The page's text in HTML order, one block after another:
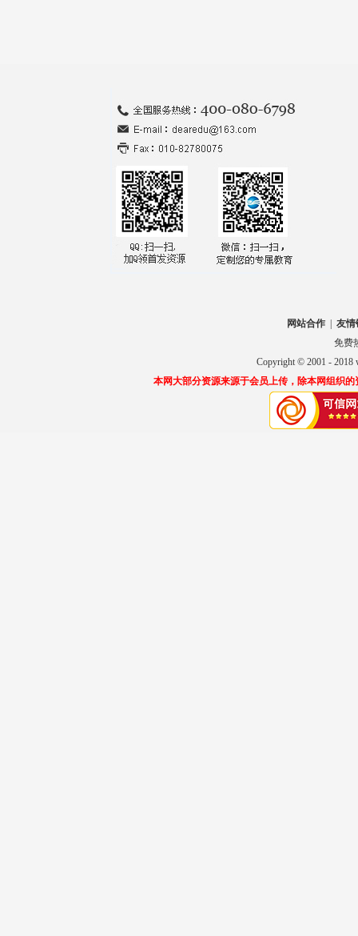
网站合作
友情
免费
Copyright © 2001 -
本网大部分资源来源于会员上传，除本网组织